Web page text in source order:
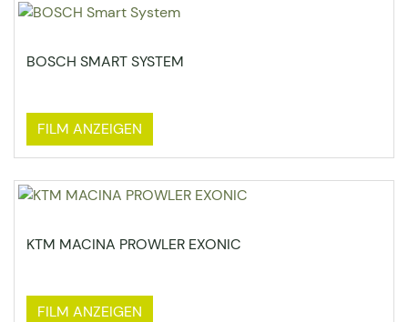
BOSCH SMART SYSTEM
FILM ANZEIGEN
KTM MACINA PROWLER EXONIC
FILM ANZEIGEN